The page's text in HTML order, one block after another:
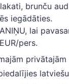
brunču
iegādāties.
lai
pers.